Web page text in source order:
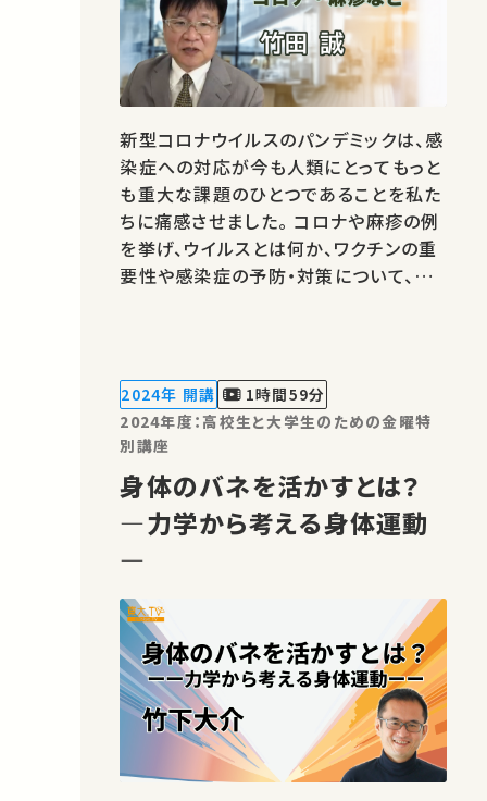
新型コロナウイルスのパンデミックは、感
染症への対応が今も人類にとってもっと
も重大な課題のひとつであることを私た
ちに痛感させました。 コロナや麻疹の例
を挙げ、ウイルスとは何か、ワクチンの重
要性や感染症の予防・対策について、一
るかもしれません。 お気に入りの講義・
講演があればSNSなどでシェア…
2024年 開講
1時間59分
2024年度：高校生と大学生のための金曜特
別講座
身体のバネを活かすとは？
―力学から考える身体運動
―